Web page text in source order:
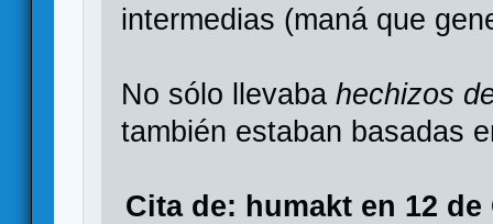
intermedias (maná que
No sólo llevabahechizos
también estaban basadas
Cita de: humakt en 12 de